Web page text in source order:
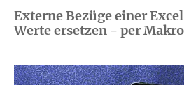
Externe Bezüge einer
Werte ersetzen - per Makro